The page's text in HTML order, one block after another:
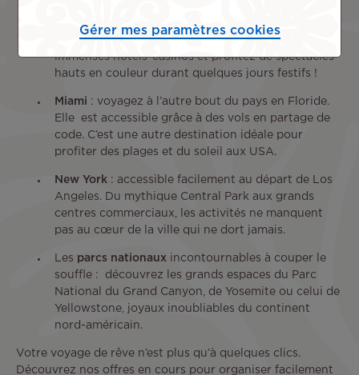
Las Vegas: prenez une chambre dans l’un des
immenses hôtels-casinos et profitez de spectacles
hauts en couleur durant quelques jours festifs !
Miami : voyagez à l’autre bout du pays en Floride.
Elle est accessible grâce à des vols en partage de
code. C’est une autre destination idéale pour
profiter des plages et du soleil aux USA.
New York : accessible facilement au départ de Los
Angeles. Du mythique Central Park aux grands
centres commerciaux, les activités ne manquent
pas au cœur de la ville qui ne dort jamais.
Les parcs nationaux incontournables à couper le
souffle : découvrez les grands espaces du Parc
National du Grand Canyon, de Yosemite ou celui de
Yellowstone, joyaux inoubliables du continent
nord-américain.
Votre voyage de rêve n’est plus qu’à quelques clics.
Découvrez nos offres en cours pour organiser facilement
Gérer mes paramètres cookies